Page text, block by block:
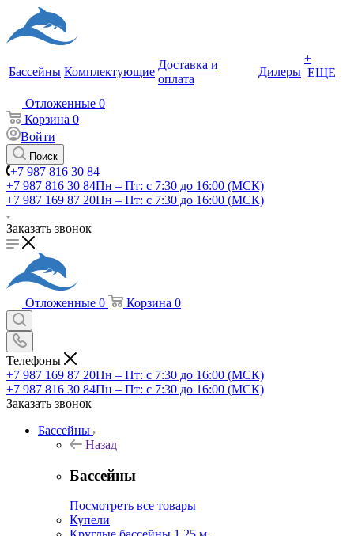
Бассейны Комплектующие
Доставка и
оплата
Дилеры
+
ЕЩЕ
Отложенные 0
Корзина 0
Войти
Поиск
+7 987 816 30 84
+7 987 816 30 84Пн – Пт: с 7:30 до 16:00 (МСК)
+7 987 169 87 20Пн – Пт: с 7:30 до 16:00 (МСК)
Заказать звонок
Отложенные 0 Корзина 0
Телефоны
+7 987 169 87 20Пн – Пт: с 7:30 до 16:00 (МСК)
+7 987 816 30 84Пн – Пт: с 7:30 до 16:00 (МСК)
Заказать звонок
Бассейны
Назад
Бассейны
Посмотреть все товары
Купели